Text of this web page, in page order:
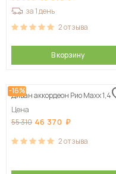
за 1 день
2отзыва
В корзину
-16%
Диван аккордеон Рио Maxx 1,4
Цена
55 310 46 370
2отзыва